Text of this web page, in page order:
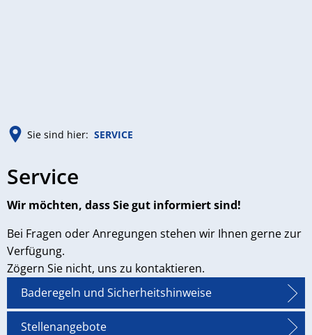
Sie sind hier: SERVICE
SERVICE
Service
Wir möchten, dass Sie gut informiert sind!
Bei Fragen oder Anregungen stehen wir Ihnen gerne zur
Verfügung.
Zögern Sie nicht, uns zu kontaktieren.
Baderegeln und Sicherheitshinweise
Stellenangebote